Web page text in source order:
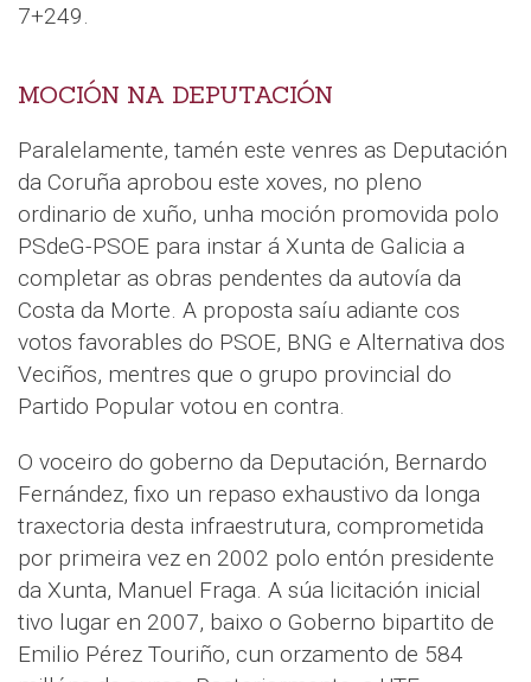
7+249.
MOCIÓN NA DEPUTACIÓN
Paralelamente, tamén este venres as Deputación
da Coruña aprobou este xoves, no pleno
ordinario de xuño, unha moción promovida polo
PSdeG-PSOE para instar á Xunta de Galicia a
completar as obras pendentes da autovía da
Costa da Morte. A proposta saíu adiante cos
votos favorables do PSOE, BNG e Alternativa dos
Veciños, mentres que o grupo provincial do
Partido Popular votou en contra.
O voceiro do goberno da Deputación, Bernardo
Fernández, fixo un repaso exhaustivo da longa
traxectoria desta infraestrutura, comprometida
por primeira vez en 2002 polo entón presidente
da Xunta, Manuel Fraga. A súa licitación inicial
tivo lugar en 2007, baixo o Goberno bipartito de
Emilio Pérez Touriño, cun orzamento de 584